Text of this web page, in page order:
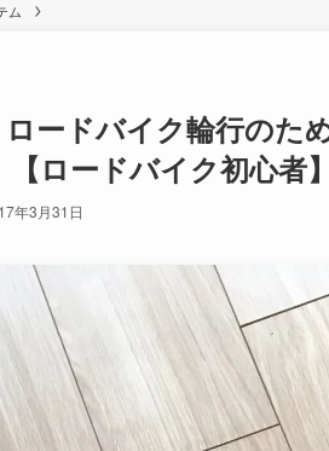
ム
ロードバイク輪行の
ロードバイク初心者】
年3月31日